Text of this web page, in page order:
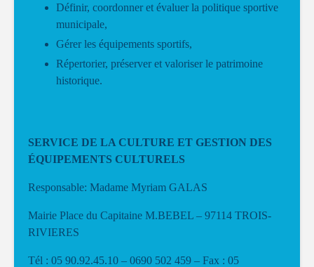
Définir, coordonner et évaluer la politique sportive
municipale,
Gérer les équipements sportifs,
Répertorier, préserver et valoriser le patrimoine
historique.
SERVICE DE LA CULTURE ET GESTION DES
ÉQUIPEMENTS CULTURELS
Responsable: Madame Myriam GALAS
Mairie Place du Capitaine M.BEBEL – 97114 TROIS-
RIVIERES
Tél : 05 90.92.45.10 – 0690 502 459 – Fax : 05